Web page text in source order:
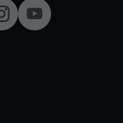
YouTube